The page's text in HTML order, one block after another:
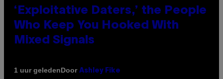
‘Exploitative Daters,’ the People
Who Keep You Hooked With
Mixed Signals
1 uur geledenDoor Ashley Fike